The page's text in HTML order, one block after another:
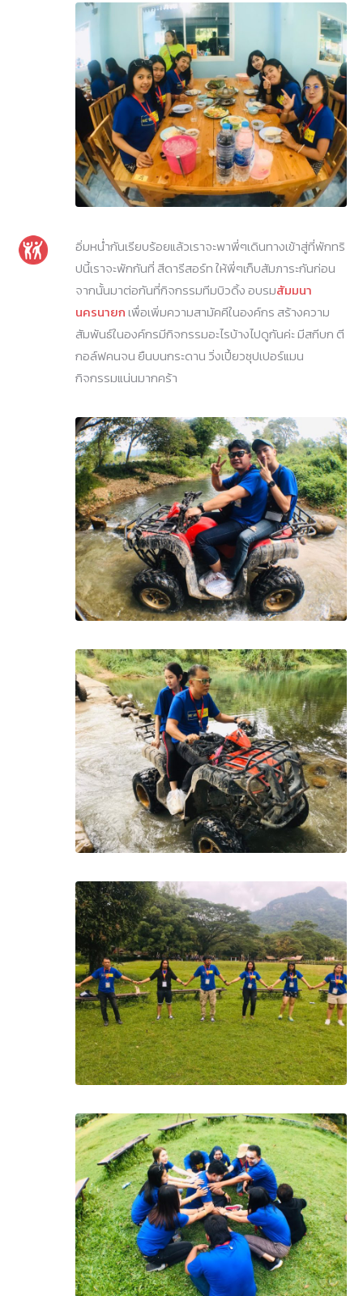
อิ่มหน่ำกันเรียบร้อยแล้วเราจะพาพี่ๆเดินทางเข้าสู่ที่พักทริ
ปนี้เราจะพักกันที่ สีดารีสอร์ท ให้พี่ๆเก็บสัมภาระกันก่อน
จากนั้นมาต่อกันที่กิจกรรมทีมบิวดิ้ง อบรมสัมมนา
นครนายกเพื่อเพิ่มความสามัคคีในองค์กร สร้างความ
สัมพันธ์ในองค์กรมีกิจกรรมอะไรบ้างไปดูกันค่ะ มีสกีบก ตี
กอล์ฟคนจน ยืนบนกระดาน วิ่งเปี้ยวซุปเปอร์แมน
กิจกรรมแน่นมากคร้า